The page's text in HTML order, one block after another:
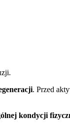
. Przed
kondycji